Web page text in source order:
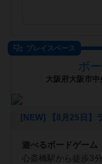
プレイスペース
ボ
大阪府大阪市
遊べるボードゲーム
心斎橋駅から徒歩3